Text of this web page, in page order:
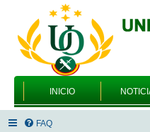
INICIO
FAQ